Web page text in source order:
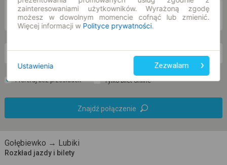
DO
-- : --
Preferuj bez przesiadek Tylko bilet online
Znajdź połączenie
Gołębiewko → Lubiki
Rozkład jazdy i bilety
zainteresowaniami użytkowników. Wyrażoną zgodę
możesz w dowolnym momencie cofnąć lub zmienić.
Więcej informacji w Polityce prywatności.
Ustawienia Zezwalam